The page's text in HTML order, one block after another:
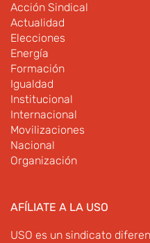
Acción Sindical
Actualidad
Elecciones
Energía
Formación
Igualdad
Institucional
Internacional
Movilizaciones
Nacional
Organización
AFÍLIATE A LA USO
USO es un sindicato